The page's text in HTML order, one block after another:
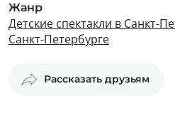
Жанр
Детские спектакли в Санкт-
Санкт-Петербурге
Рассказать друзьям